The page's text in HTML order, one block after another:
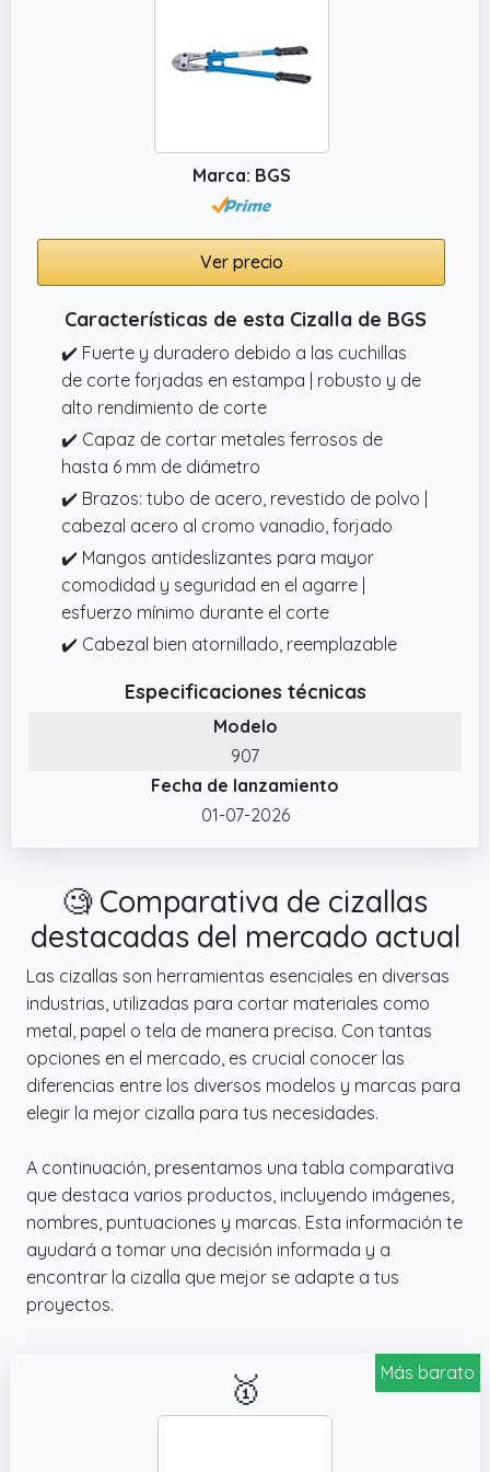
profesional de 18 pulgadas diseñada para
cortar varillas, pernos, tornillos, cadenas,
✔️ Para uso con varillas roscadas y espiral
acero, de encofrado, alambres y todo tipo
✔️ USO PROFESIONAL
✔️ Cizalla de mano corta varillas fabricada
en acero.
Marca: BGS
Ver precio
Características de esta Cizalla de BGS
✔️ Fuerte y duradero debido a las cuchillas
de corte forjadas en estampa | robusto y de
alto rendimiento de corte
✔️ Capaz de cortar metales ferrosos de
hasta 6 mm de diámetro
✔️ Brazos: tubo de acero, revestido de polvo |
cabezal acero al cromo vanadio, forjado
✔️ Mangos antideslizantes para mayor
comodidad y seguridad en el agarre |
esfuerzo mínimo durante el corte
✔️ Cabezal bien atornillado, reemplazable
Especificaciones técnicas
Modelo
907
Fecha de lanzamiento
01-07-2026
🧐 Comparativa de cizallas
destacadas del mercado actual
Las cizallas son herramientas esenciales en diversas
industrias, utilizadas para cortar materiales como
metal, papel o tela de manera precisa. Con tantas
opciones en el mercado, es crucial conocer las
diferencias entre los diversos modelos y marcas para
elegir la mejor cizalla para tus necesidades.
A continuación, presentamos una tabla comparativa
que destaca varios productos, incluyendo imágenes,
nombres, puntuaciones y marcas. Esta información te
ayudará a tomar una decisión informada y a
encontrar la cizalla que mejor se adapte a tus
proyectos.
Más barato
🥇